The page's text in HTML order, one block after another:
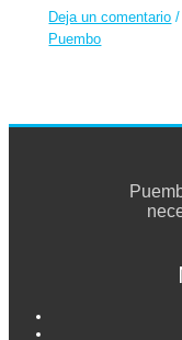
Deja un comentario /
Puembo